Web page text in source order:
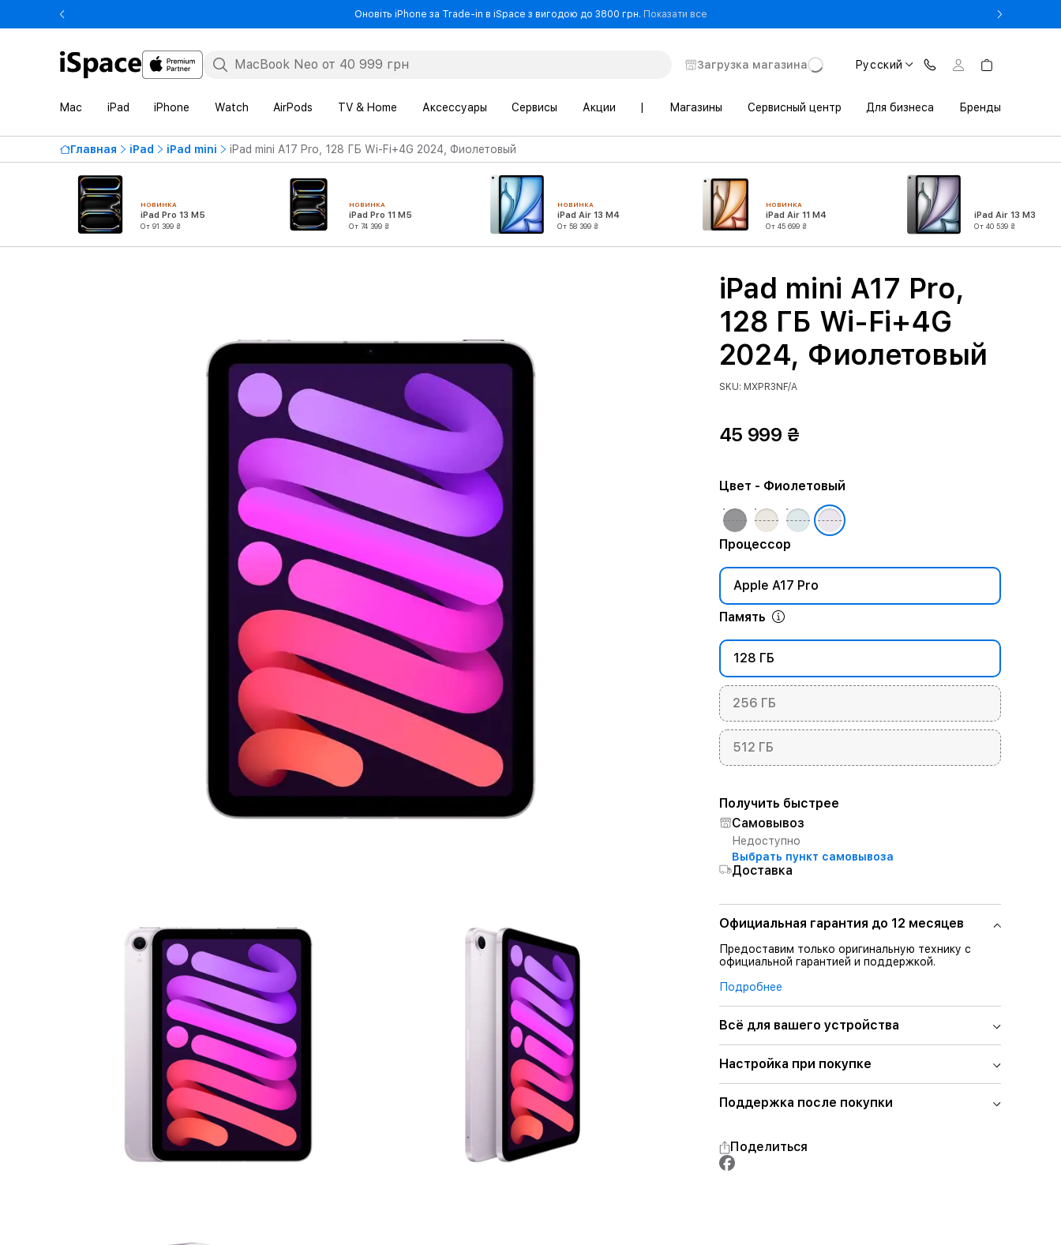
Оновіть iPhone за Trade-in в iSpace з вигодою до 3800 грн. Показати все- Оновіть iPhone за Trade-in в iSpace з вигодою до 3800 грн.
Загрузка магазина Русский
Mac iPad iPhone Watch AirPods TV & Home Аксессуары Сервисы Акции Магазины Сервисный центр Для бизнеса Бренды
Главная iPad iPad mini iPad mini A17 Pro, 128 ГБ Wi-Fi+4G 2024, Фиолетовый
НОВИНКА
iPad Pro 13 M5
От 91 399 ₴
НОВИНКА
iPad Pro 11 M5
От 74 399 ₴
НОВИНКА
iPad Air 13 M4
От 58 399 ₴
НОВИНКА
iPad Air 11 M4
От 45 699 ₴
iPad Air 13 M3
От 40 539 ₴
iPad mini A17 Pro,
128 ГБ Wi-Fi+4G
2024, Фиолетовый
SKU: MXPR3NF/A
45 999 ₴
Цвет - Фиолетовый
Процессор
Apple A17 Pro
Память
128 ГБ
256 ГБ
512 ГБ
Получить быстрее
Самовывоз
Недоступно
Выбрать пункт самовывоза
Доставка
Официальная гарантия до 12 месяцев
Предоставим только оригинальную технику с
официальной гарантией и поддержкой.
Подробнее
Всё для вашего устройства
Настройка при покупке
Поддержка после покупки
Поделиться